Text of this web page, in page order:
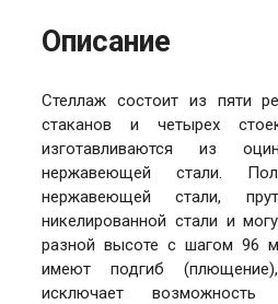
Описание
Стеллаж состоит из пяти
стаканов и четырех
изготавливаются из
нержавеющей стали.
нержавеющей стали,
никелированной стали и
разной высоте с шагом 96
имеют подгиб
исключает возможность